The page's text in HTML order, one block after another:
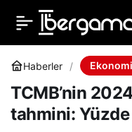
Haberler Ekonomi
TCMB’nin
tahmini:
TCMB’nin 2024 yıl
enflasyon tahmini:
36